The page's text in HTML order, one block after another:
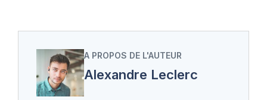
A PROPOS DE L'AUTEUR
Alexandre Leclerc